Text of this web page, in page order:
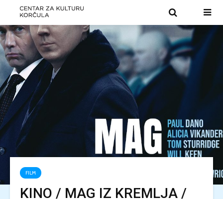
FILM
KINO / MAG IZ KREMLJA /